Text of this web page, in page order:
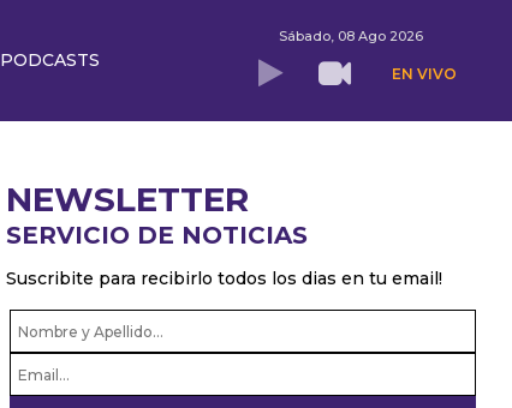
PODCASTS
Sábado, 08 Ago 2026
EN VIVO
NEWSLETTER
SERVICIO DE NOTICIAS
Suscribite para recibirlo todos los dias en tu email!